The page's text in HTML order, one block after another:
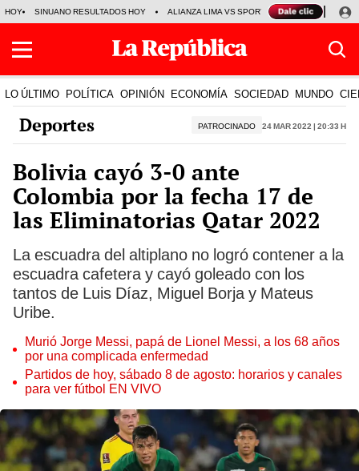
HOY SINUANO RESULTADOS HOY ALIANZA LIMA VS SPORT BOYS JORGE
LO ÚLTIMO POLÍTICA OPINIÓN ECONOMÍA SOCIEDAD MUNDO
Deportes PATROCINADO 24 Mar 2022 | 20:33 h
Bolivia cayó 3-0 ante
Colombia por la fecha 17 de
las Eliminatorias Qatar 2022
La escuadra del altiplano no logró contener a la
escuadra cafetera y cayó goleado con los
tantos de Luis Díaz, Miguel Borja y Mateus
Uribe.
Murió Jorge Messi, papá de Lionel Messi, a los 68 años
por una complicada enfermedad
Partidos de hoy, sábado 8 de agosto: horarios y canales
para ver fútbol EN VIVO